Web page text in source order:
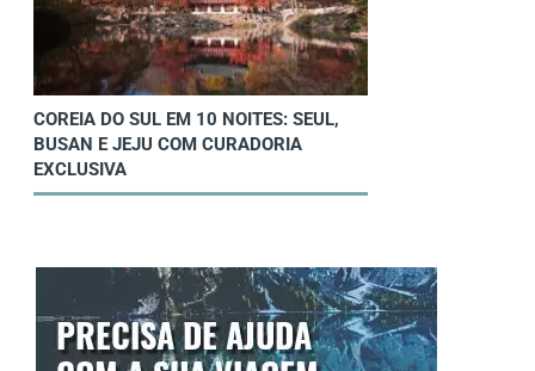
COREIA DO SUL EM 10 NOITES: SEUL,
BUSAN E JEJU COM CURADORIA
EXCLUSIVA